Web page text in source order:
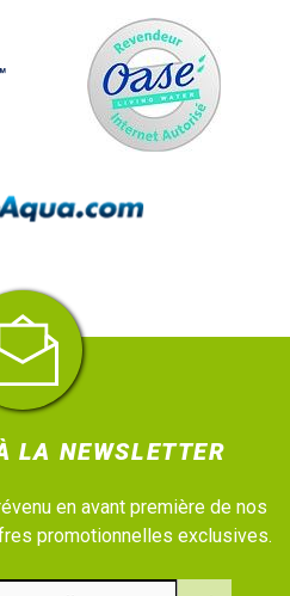
LA NEWSLETTER
en avant première de nos
promotionnelles exclusives.